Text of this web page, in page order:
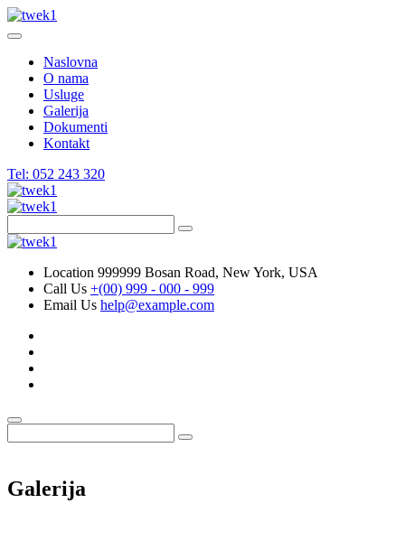
Naslovna
O nama
Usluge
Galerija
Dokumenti
Kontakt
Tel: 052 243 320
Location 999999 Bosan Road, New York, USA
Call Us +(00) 999 - 000 - 999
Email Us help@example.com
Galerija